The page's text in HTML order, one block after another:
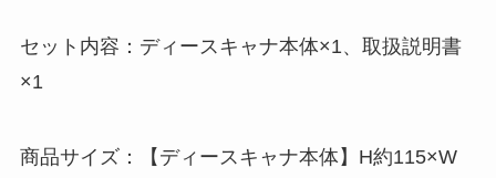
セット内容：ディースキャナ本体×1、取扱説明書
×1
商品サイズ：【ディースキャナ本体】H約115×W